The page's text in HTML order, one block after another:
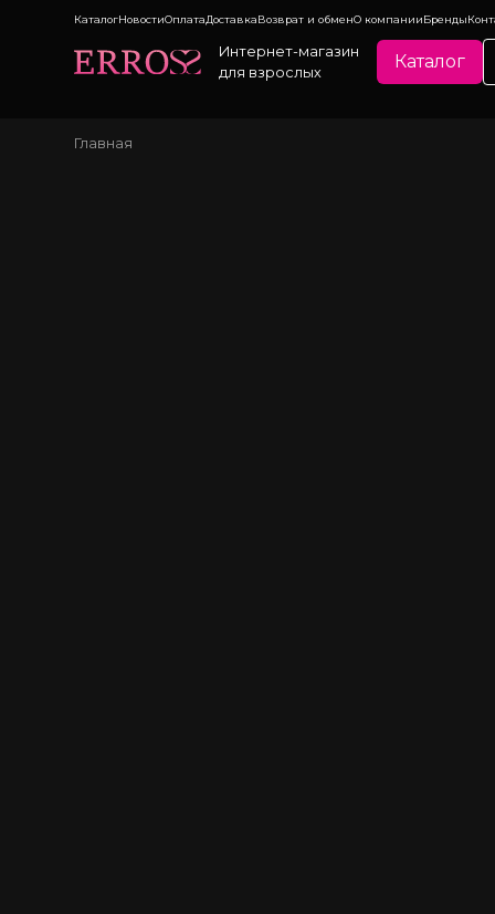
КаталогНовостиОплатаДоставкаВозврат и обменО компанииБренды
Интернет-магазин
для взрослых
Каталог
Главная